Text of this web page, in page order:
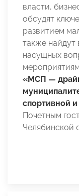
власти,
обсудят
развитием
также
насущных
«МСП —
спортивной
Почетным
Челябинской